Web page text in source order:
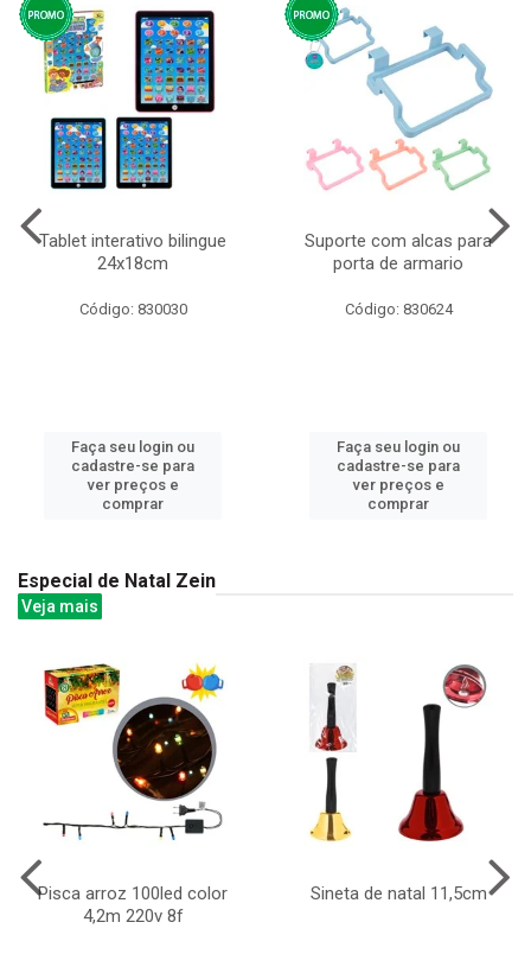
Tablet interativo bilingue
24x18cm
Código: 830030
Faça seu login ou
cadastre-se para
ver preços e
comprar
Suporte com alcas para
porta de armario
Código: 830624
Faça seu login ou
cadastre-se para
ver preços e
comprar
Especial de Natal Zein
Veja mais
Pisca arroz 100led color
4,2m 220v 8f
Sineta de natal 11,5cm